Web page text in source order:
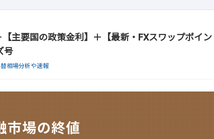
【主要国の政策金利】＋【最新・FXスワップポイン
号
相場分析や速報